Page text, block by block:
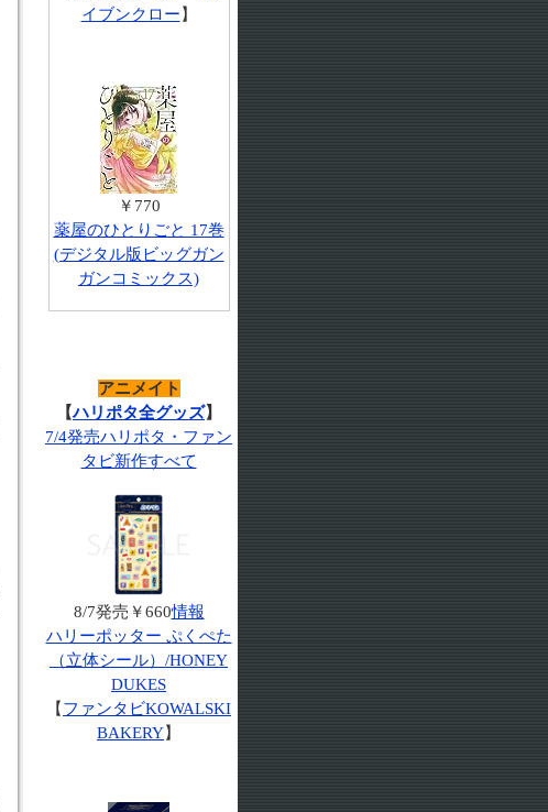
イブンクロー 】
￥770
薬屋のひとりごと 17巻
(デジタル版ビッグガン
ガンコミックス)
アニメイト
【ハリポタ全グッズ】
7/4発売ハリポタ・ファン
タビ新作すべて
8/7発売￥660情報
ハリーポッター ぷくぺた
（立体シール）/HONEY
DUKES
【 ファンタビKOWALSKI
BAKERY】